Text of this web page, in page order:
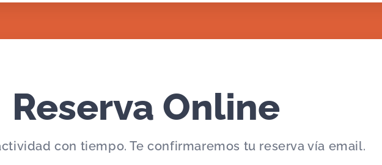
Reserva Online
con tiempo. Te confirmaremos tu reserva vía email.